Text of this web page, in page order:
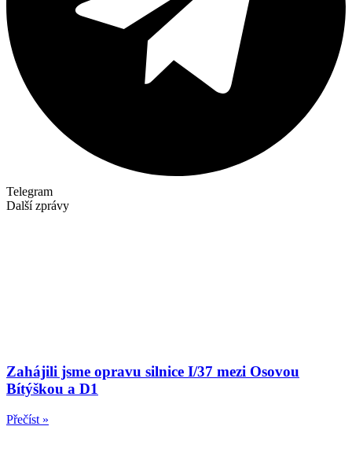
Telegram
Další zprávy
Zahájili jsme opravu silnice I/37 mezi Osovou
Bítýškou a D1
Přečíst »